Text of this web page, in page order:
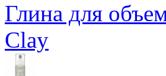
Глина для
Clay